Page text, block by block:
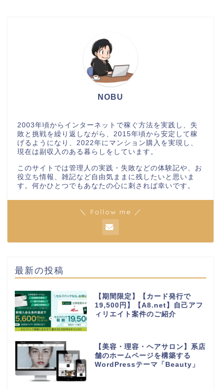
NOBU
2003年頃からインターネットで稼ぐ方法を実践し、失
敗と挑戦を繰り返しながら、2015年頃から安定して稼
げるようになり、2022年にマンション購入を実現し、
現在は副収入のある暮らしをしています。
このサイトでは管理人の実践・失敗などの体験記や、お
役立ち情報、雑記など自由気ままに残したいと思いま
す。何かひとつでもあなたの心に刺されば幸いです。
＼ Follow me ／
最新の投稿
【期間限定】【カード発行で
19,500円】【A8.net】自己アフ
ィリエイト案件のご紹介
【美容・理容・ヘアサロン】系店
舗のホームページを構築する
WordPressテーマ「Beauty」